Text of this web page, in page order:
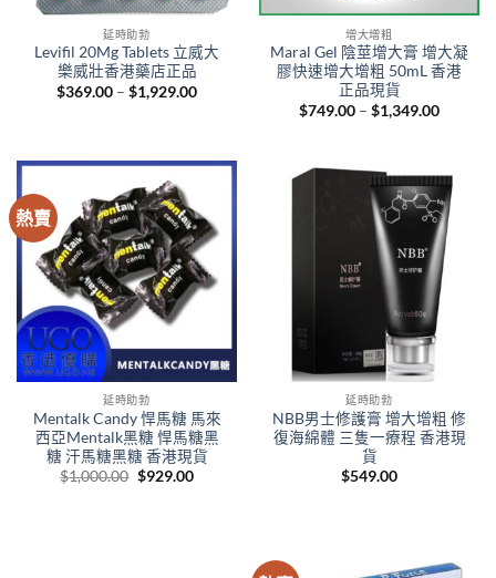
延時助勃
Levifil 20Mg Tablets 立威大
樂威壯香港藥店正品
$369.00 – $1,929.00Price
增大增粗
Maral Gel 陰莖增大膏 增大凝
膠快速增大增粗 50mL 香港
正品現貨
$749.00 – $1,349.00Price
熱賣
延時助勃
Mentalk Candy 悍馬糖 馬來
西亞Mentalk黑糖 悍馬糖黑
糖 汗馬糖黑糖 香港現貨
$1,000.00 Original
$929.00Current
延時助勃
NBB男士修護膏 增大增粗 修
復海綿體 三隻一療程 香港現
貨
$549.00